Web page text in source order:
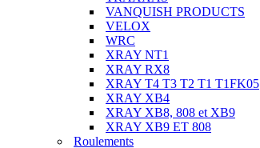
VANQUISH PRODUCTS
VELOX
WRC
XRAY NT1
XRAY RX8
XRAY T4 T3 T2 T1 T1FK05
XRAY XB4
XRAY XB8, 808 et XB9
XRAY XB9 ET 808
Roulements